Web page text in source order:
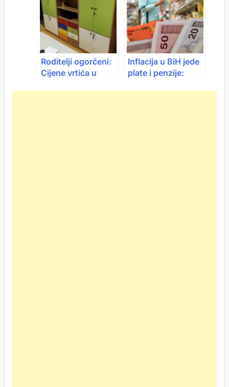
Roditelji ogorčeni:
Cijene vrtića u
Inflacija u BiH jede
plate i penzije: